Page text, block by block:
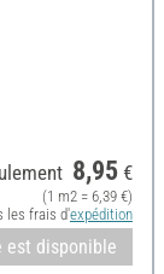
8,95 €
(1 m2 = 6,39 €)
les frais d'expédition
est disponible